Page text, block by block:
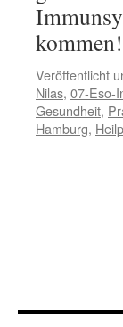
Veröffentlicht
Nilas, 07-Eso-
Gesundheit,
Hamburg,